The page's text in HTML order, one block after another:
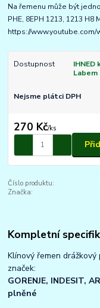
Na řemenu může být
PHE, 8EPH 1213, 1213
https://www.youtube.com/
Dostupnost
Labem
Nejsme plátci DPH
270 Kč/ks
Číslo produktu:
Značka:
Kompletní
Klínový řemen
značek:
GORENJE, INDESIT,
plněné